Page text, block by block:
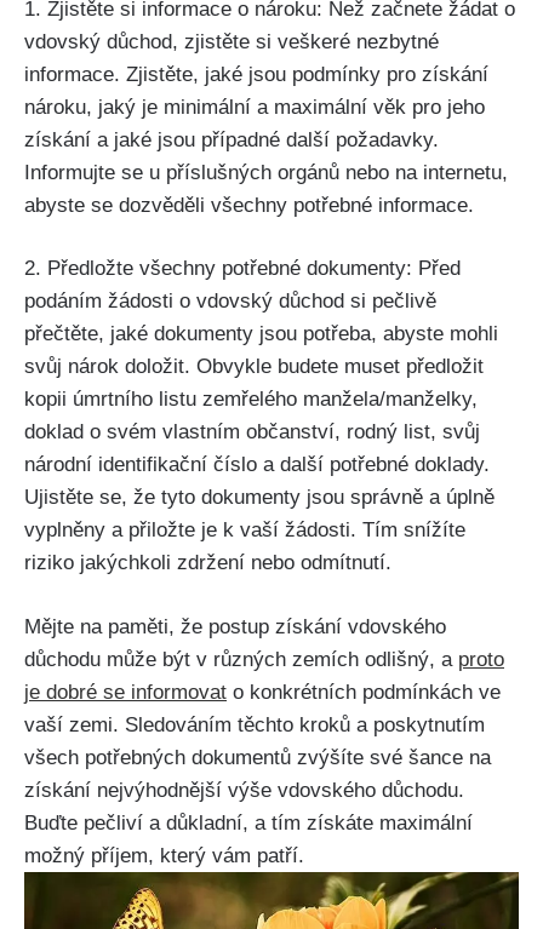
1. Zjistěte si informace o nároku: Než začnete žádat o
vdovský důchod, zjistěte si veškeré nezbytné
informace. Zjistěte, jaké jsou podmínky pro získání
nároku, jaký je minimální a maximální věk pro jeho
získání a jaké jsou případné další požadavky.
Informujte se u příslušných orgánů nebo na internetu,
abyste se dozvěděli všechny potřebné informace.
2. Předložte všechny potřebné dokumenty: Před
podáním žádosti o vdovský důchod si pečlivě
přečtěte, jaké dokumenty jsou potřeba, abyste mohli
svůj nárok doložit. Obvykle budete muset předložit
kopii úmrtního listu zemřelého manžela/manželky,
doklad o svém vlastním občanství, rodný list, svůj
národní identifikační číslo a další potřebné doklady.
Ujistěte se, že tyto dokumenty jsou správně a úplně
vyplněny a přiložte je k vaší žádosti. Tím snížíte
riziko jakýchkoli zdržení nebo odmítnutí.
Mějte na paměti, že postup získání vdovského
důchodu může být v různých zemích odlišný, a proto
je dobré se informovat o konkrétních podmínkách ve
vaší zemi. Sledováním těchto kroků a poskytnutím
všech potřebných dokumentů zvýšíte své šance na
získání nejvýhodnější výše vdovského důchodu.
Buďte pečliví a důkladní, a tím získáte maximální
možný příjem, který vám patří.